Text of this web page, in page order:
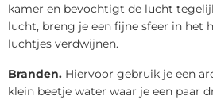
kamer en bevochtigt de lucht
lucht, breng je een fijne sfeer in het
luchtjes verdwijnen.
Branden. Hiervoor gebruik je een
klein beetje water waar je een paar